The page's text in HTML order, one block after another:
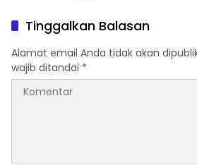
Tinggalkan Balasan
Alamat email Anda tidak akan
wajib ditandai *